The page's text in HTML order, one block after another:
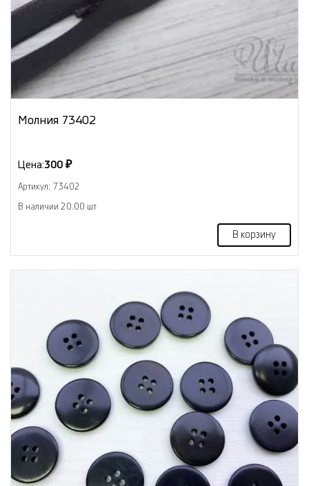
Молния 73402
Цена:300 ₽
Артикул: 73402
В наличии 20.00 шт
В корзину